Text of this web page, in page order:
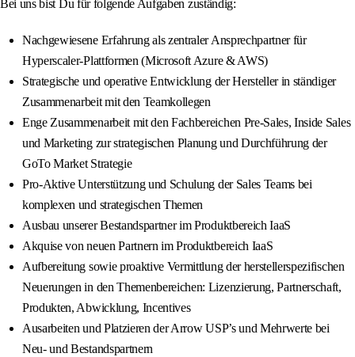
Bei uns bist Du für folgende Aufgaben zuständig:
Nachgewiesene Erfahrung als zentraler Ansprechpartner für
Hyperscaler-Plattformen (Microsoft Azure & AWS)
Strategische und operative Entwicklung der Hersteller in ständiger
Zusammenarbeit mit den Teamkollegen
Enge Zusammenarbeit mit den Fachbereichen Pre-Sales, Inside Sales
und Marketing zur strategischen Planung und Durchführung der
GoTo Market Strategie
Pro-Aktive Unterstützung und Schulung der Sales Teams bei
komplexen und strategischen Themen
Ausbau unserer Bestandspartner im Produktbereich IaaS
Akquise von neuen Partnern im Produktbereich IaaS
Aufbereitung sowie proaktive Vermittlung der herstellerspezifischen
Neuerungen in den Themenbereichen: Lizenzierung, Partnerschaft,
Produkten, Abwicklung, Incentives
Ausarbeiten und Platzieren der Arrow USP’s und Mehrwerte bei
Neu- und Bestandspartnern